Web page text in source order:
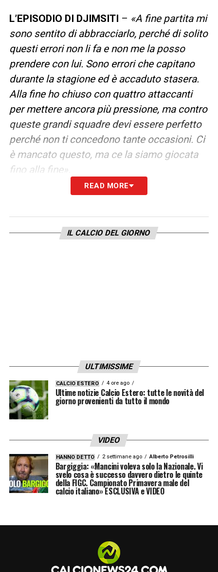
L’EPISODIO DI DJIMSITI – «A fine partita mi
sono sentito di abbracciarlo, perché di solito
questi errori non li fa e non me la posso
prendere con lui. Sono errori che capitano
durante la stagione ed è accaduto stasera.
Alla fine ho chiuso con quattro attaccanti
per mettere ancora più pressione, ma contro
queste grandi squadre devi essere perfetto
perché non ti concedono tante occasioni. Ci
è mancato questo, ma ce la siamo giocata
fino alla fine».
LA SFIDA A GASPERINI–«Non è una sfida
è stato un maestro per me e lo ringrazio per
tutto quello che mi ha dato da calciatore.
READ MORE
IL CALCIO DEL GIORNO
ULTIMISSIME
CALCIO ESTERO 4 ore ago
Ultime notizie Calcio Estero: tutte le novità del
giorno provenienti da tutto il mondo
VIDEO
HANNO DETTO 2 settimane ago Alberto Petrosilli
Bargiggia: «Mancini voleva solo la Nazionale. Vi
svelo cosa è successo davvero dietro le quinte
della FIGC. Campionato Primavera male del
calcio italiano» ESCLUSIVA e VIDEO